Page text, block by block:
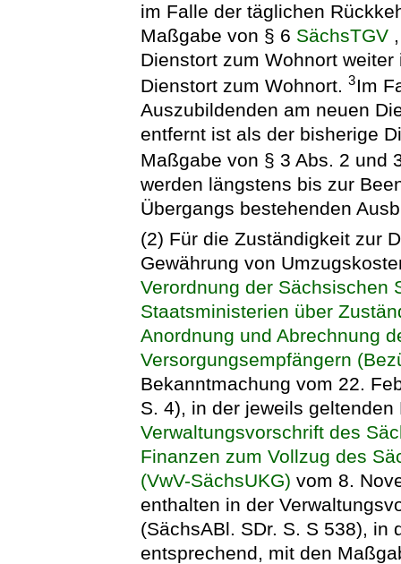
im Falle der täglichen
Maßgabe von § 6 SächsTGV
Dienstort zum Wohnort
Dienstort zum Wohnort.3Im
Auszubildenden am neuen
entfernt ist als der bisherige
Maßgabe von § 3 Abs. 2 und
werden längstens bis zur
Übergangs bestehenden
(2) Für die Zuständigkeit zur
Gewährung von
Verordnung der Sächsischen
Staatsministerien über
Anordnung und Abrechnung
Versorgungsempfängern
Bekanntmachung vom 22.
S. 4), in der jeweils
Verwaltungsvorschrift des
Finanzen zum Vollzug des
(VwV-SächsUKG) vom 8.
enthalten in der
(SächsABl. SDr. S. S 538), in
entsprechend, mit den